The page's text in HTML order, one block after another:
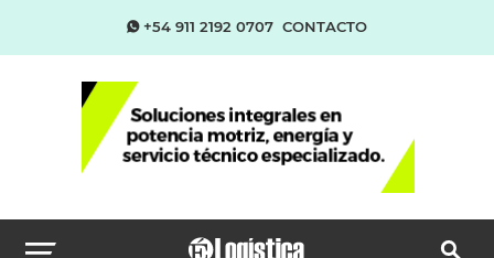
+54 911 2192 0707 CONTACTO